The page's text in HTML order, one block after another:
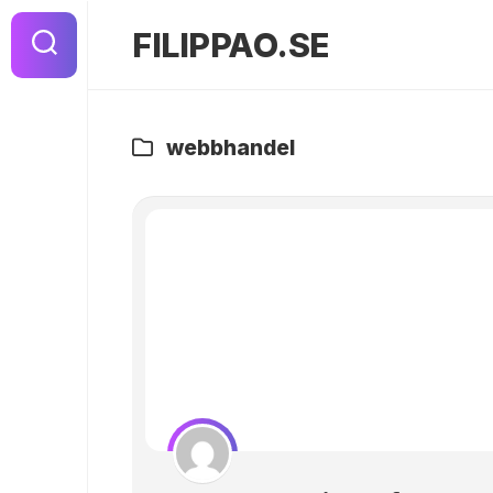
Hoppa
innehåll
FILIPPAO.SE
webbhandel